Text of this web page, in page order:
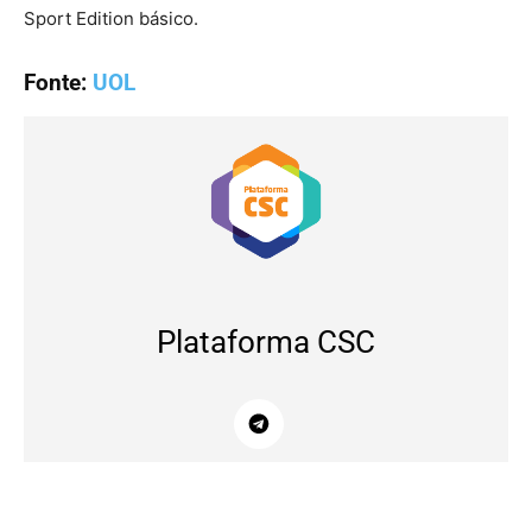
Sport Edition básico.
Fonte: UOL
Plataforma CSC